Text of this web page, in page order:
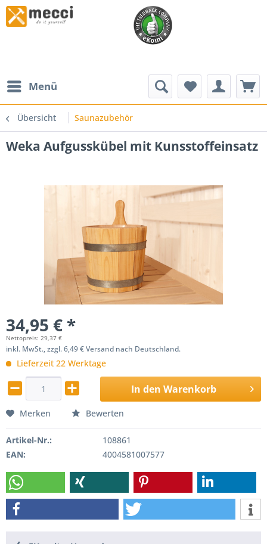
Menü
Übersicht Saunazubehör
Weka Aufgusskübel mit Kunsstoffeinsatz
34,95 € *
Nettopreis: 29,37 €
inkl. MwSt., zzgl. 6,49 € Versand nach Deutschland.
Lieferzeit 22 Werktage
In den Warenkorb
Merken Bewerten
Artikel-Nr.:
108861
EAN:
4004581007577